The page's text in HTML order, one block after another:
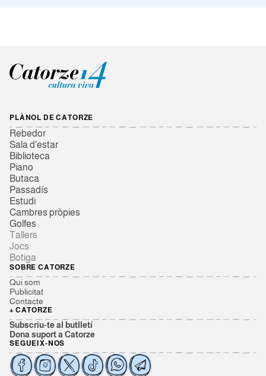
PLÀNOL DE CATORZE
Rebedor
Sala d'estar
Biblioteca
Piano
Butaca
Passadís
Estudi
Cambres pròpies
Golfes
Tallers
Jocs
Botiga
SOBRE CATORZE
Qui som
Publicitat
Contacte
+ CATORZE
Subscriu-te al butlletí
Dona suport a Catorze
SEGUEIX-NOS